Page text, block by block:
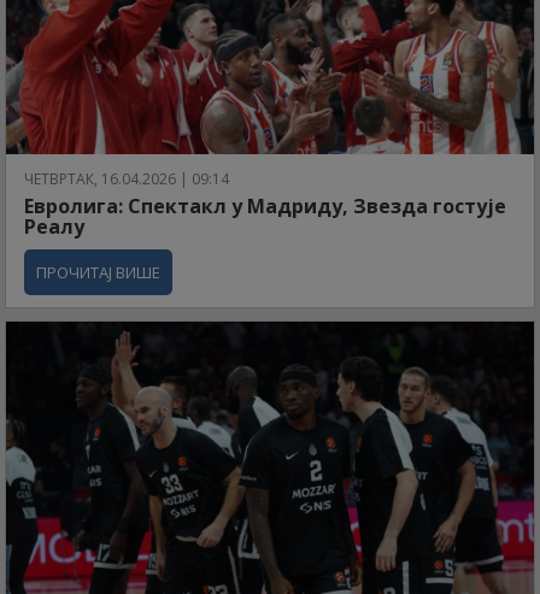
ЧЕТВРТАК, 16.04.2026 | 09:14
Евролига: Спектакл у Мадриду, Звезда гостује
Реалу
ПРОЧИТАЈ ВИШЕ